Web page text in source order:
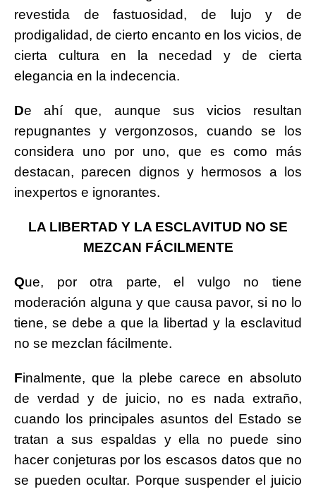
revestida de fastuosidad, de lujo y de
prodigalidad, de cierto encanto en los vicios, de
cierta cultura en la necedad y de cierta
elegancia en la indecencia.
De ahí que, aunque sus vicios resultan
repugnantes y vergonzosos, cuando se los
considera uno por uno, que es como más
destacan, parecen dignos y hermosos a los
inexpertos e ignorantes.
LA LIBERTAD Y LA ESCLAVITUD NO SE
MEZCAN FÁCILMENTE
Que, por otra parte, el vulgo no tiene
moderación alguna y que causa pavor, si no lo
tiene, se debe a que la libertad y la esclavitud
no se mezclan fácilmente.
Finalmente, que la plebe carece en absoluto
de verdad y de juicio, no es nada extraño,
cuando los principales asuntos del Estado se
tratan a sus espaldas y ella no puede sino
hacer conjeturas por los escasos datos que no
se pueden ocultar. Porque suspender el juicio